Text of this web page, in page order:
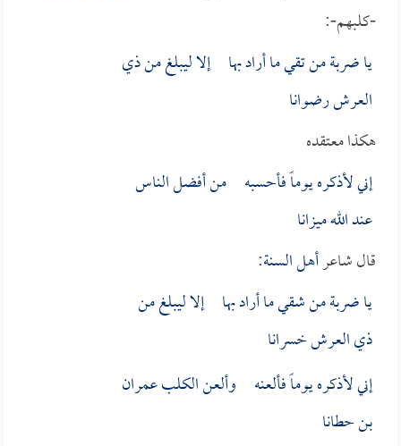
-كلبهم-:
يا ضربة من تقي ما أراد بها إلا ليبلغ من ذي
العرش رضوانا
هكذا معتقده
إني لأذكره يوماً فأحسبه من أفضل الناس
عند الله ميزانا
قال شاعرأهل السنة:
يا ضربة من شقي ما أراد بها إلا ليبلغ من
ذي العرش خسرانا
إني لأذكره يوماً فألعنه وألعن الكلبعمران
بن حطانا